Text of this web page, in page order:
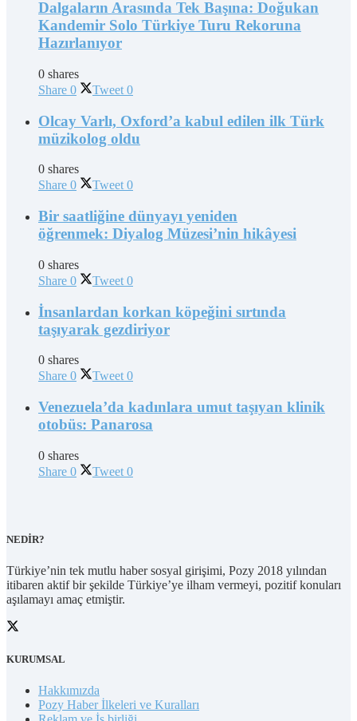
Dalgaların Arasında Tek Başına: Doğukan
Kandemir Solo Türkiye Turu Rekoruna
Hazırlanıyor
0 shares
Share 0 Tweet 0
Olcay Varlı, Oxford’a kabul edilen ilk Türk
müzikolog oldu
0 shares
Share 0 Tweet 0
Bir saatliğine dünyayı yeniden
öğrenmek: Diyalog Müzesi’nin hikâyesi
0 shares
Share 0 Tweet 0
İnsanlardan korkan köpeğini sırtında
taşıyarak gezdiriyor
0 shares
Share 0 Tweet 0
Venezuela’da kadınlara umut taşıyan klinik
otobüs: Panarosa
0 shares
Share 0 Tweet 0
NEDİR?
Türkiye’nin tek mutlu haber sosyal girişimi, Pozy 2018 yılından
itibaren aktif bir şekilde Türkiye’ye ilham vermeyi, pozitif konuları
aşılamayı amaç etmiştir.
KURUMSAL
Hakkımızda
Pozy Haber İlkeleri ve Kuralları